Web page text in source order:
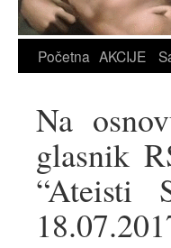
Početna AKCIJE
Na
glasnik
“Ateisti